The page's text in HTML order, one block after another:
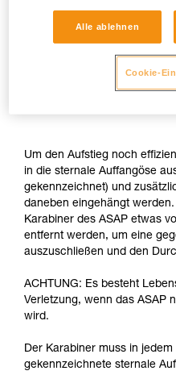
Um den Aufstieg noch
in die sternale Auffangöse
gekennzeichnet) und
daneben eingehängt
Karabiner des ASAP etwas
entfernt werden, um eine
auszuschließen und den
ACHTUNG: Es besteht
Verletzung, wenn das ASAP
wird.
Der Karabiner muss in
gekennzeichnete sternale
Alle ablehnen
Cookie-